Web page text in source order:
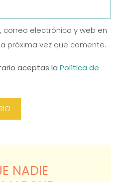
correo electrónico y web en
próxima vez que comente.
aceptas la Política de
NADIE